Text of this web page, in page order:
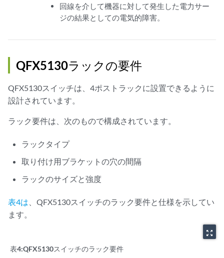
回線を介して機器に対して発生した電力サー
ジの結果としての電気的障害。
QFX5130ラックの要件
QFX5130スイッチは、4ポストラックに設置できるように
設計されています。
ラック要件は、次のもので構成されています。
ラックタイプ
取り付け用ブラケットの穴の間隔
ラックのサイズと強度
表4は 、QFX5130スイッチのラック要件と仕様を示してい
ます。
zoom_out_map
表4:QFX5130スイッチのラック要件